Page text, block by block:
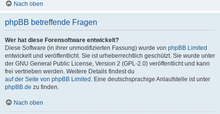
Nach oben
phpBB betreffende Fragen
Wer hat diese Forensoftware entwickelt?
Diese Software (in ihrer unmodifizierten Fassung) wurde von phpBB Limited
entwickelt und veröffentlicht. Sie ist urheberrechtlich geschützt. Sie wurde unter
der GNU General Public License, Version 2 (GPL-2.0) veröffentlicht und kann
frei vertrieben werden. Weitere Details findest du
auf der Seite von phpBB Limited . Eine deutschsprachige Anlaufstelle ist unter
phpBB.de zu finden.
Nach oben